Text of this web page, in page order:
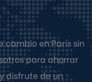
cambio en París sin
para ahorrar
disfrute de un